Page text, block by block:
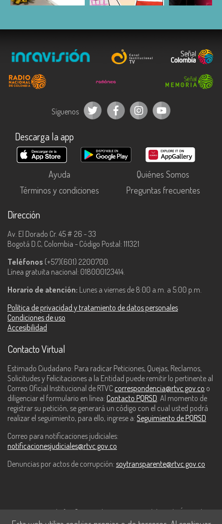
Síguenos
Descarga la app
Ayuda
Quiénes Somos
Términos y condiciones
Preguntas frecuentes
Dirección
Av. El Dorado Cr. 45 # 26 - 33
Bogotá D.C, Colombia - Código Postal: 111321
Teléfonos (+57)(601) 2200700.
Línea gratuita nacional: 018000123414.
Horario de atención: Lunes a viernes de 8:00 a.m. a 5:00 p.m.
Política de privacidad y tratamiento de datos personales
Condiciones de uso
Accesibilidad
Contacto Virtual
Estimado Ciudadano: Para radicar Peticiones, Quejas, Reclamos,
Solicitudes y Felicitaciones a la Entidad puede remitir lo pertinente al
Correo Oficial Institucional de RTVC correspondencia@rtvc.gov.co o
diligenciar el formulario en línea: Contacto PQRSD. Al momento de
registrar su petición, se generará un código con el cual usted podrá
realizar el seguimiento, para ello, ingrese a: Seguimiento de PQRSD
Correo para notificaciones judiciales:
notificacionesjudiciales@rtvc.gov.co
Denuncias por actos de corrupción: soytransparente@rtvc.gov.co
Este contenido fue financiado con recursos del Fondo Único de